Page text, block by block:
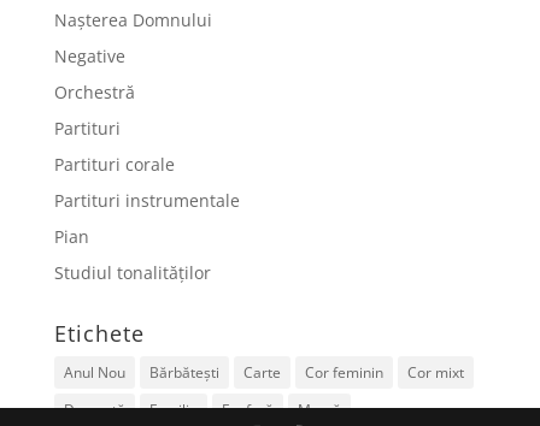
Nașterea Domnului
Negative
Orchestră
Partituri
Partituri corale
Partituri instrumentale
Pian
Studiul tonalităților
Etichete
Anul Nou Bărbătești Carte Cor feminin
Cor mixt
De nuntă
Familie Fanfară Mamă